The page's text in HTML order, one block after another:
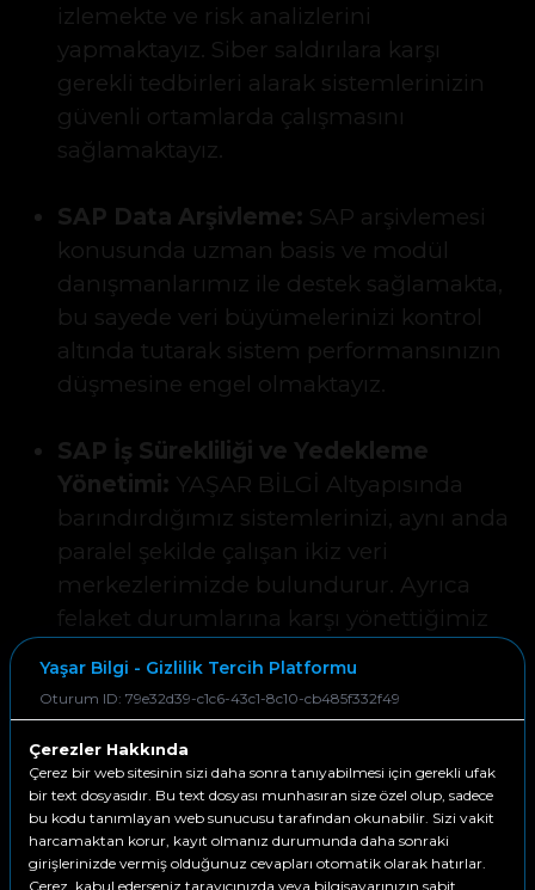
izlemekte ve risk analizlerini
yapmaktayız. Siber saldırılara karşı
gerekli tedbirleri alarak sistemlerinizin
güvenli ortamlarda çalışmasını
sağlamaktayız.
SAP Data Arşivleme: SAP arşivlemesi
konusunda uzman basis ve modül
danışmanlarımız ile destek sağlamakta,
bu sayede veri büyümelerinizi kontrol
altında tutarak sistem performansınızın
düşmesine engel olmaktayız.
SAP İş Sürekliliği ve Yedekleme
Yönetimi: YAŞAR BİLGİ Altyapısında
barındırdığımız sistemlerinizi, aynı anda
paralel şekilde çalışan ikiz veri
merkezlerimizde bulundurur. Ayrıca
felaket durumlarına karşı yönettiğimiz
sistemlerinizin yedeklerini
konuşlandırarak, sistem duruşlarınızı en
asgari düzeye indirgemekteyiz. Bu
sayede iş sürekliliğinize destek
olmaktayız. Verilerinizin anlık, günlük
haftalık, aylık ve yıllık yedeklerini güvenli
Yaşar Bilgi - Gizlilik Tercih Platformu
Oturum ID: 79e32d39-c1c6-43c1-8c10-cb485f332f49
Çerezler Hakkında
Çerez bir web sitesinin sizi daha sonra tanıyabilmesi için gerekli ufak
bir text dosyasıdır. Bu text dosyası munhasıran size özel olup, sadece
bu kodu tanımlayan web sunucusu tarafından okunabilir. Sizi vakit
harcamaktan korur, kayıt olmanız durumunda daha sonraki
girişlerinizde vermiş olduğunuz cevapları otomatik olarak hatırlar.
Çerez, kabul ederseniz tarayıcınızda veya bilgisayarınızın sabit